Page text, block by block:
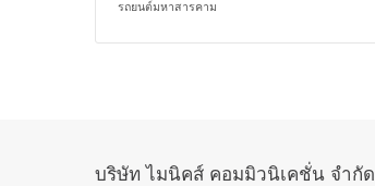
รถยนต์มหาสารคาม
บริษัท ไมนิคส์ คอมมิวนิเคชั่น จำกัด